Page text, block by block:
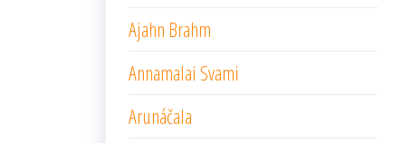
Ajahn Brahm
Annamalai Svami
Arunáčala